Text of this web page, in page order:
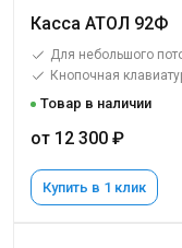
Касса АТОЛ 92Ф
Для небольшого
Кнопочная
Товар в наличии
от 12 300 ₽
Купить в 1 клик